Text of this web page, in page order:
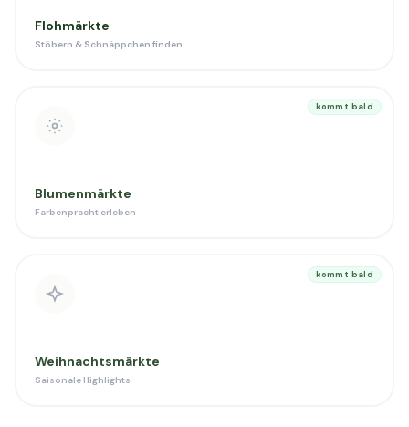
Flohmärkte
Stöbern & Schnäppchen finden
kommt bald
Blumenmärkte
Farbenpracht erleben
kommt bald
Weihnachtsmärkte
Saisonale Highlights